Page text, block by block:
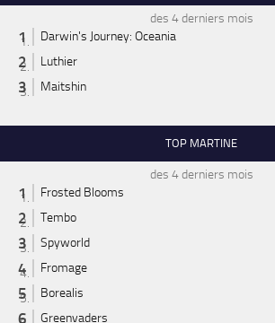
des 4 derniers mois
Darwin's Journey: Oceania
Luthier
Maitshin
TOP MARTINE
des 4 derniers mois
Frosted Blooms
Tembo
Spyworld
Fromage
Borealis
Greenvaders